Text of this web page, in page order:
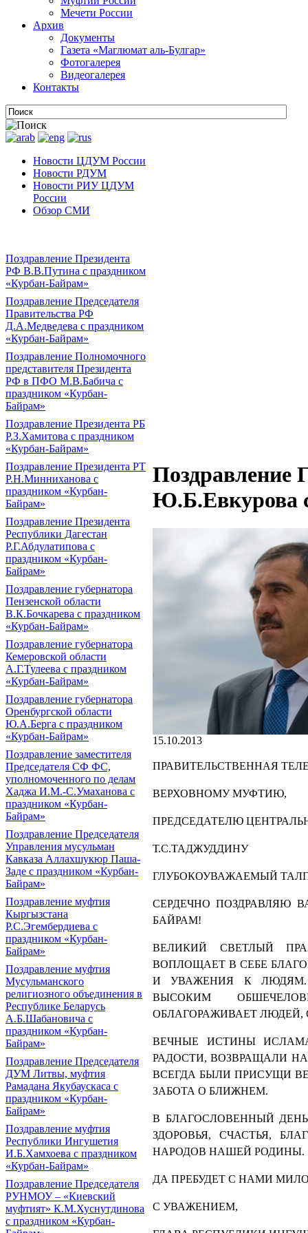
Мечети России
Архив
Документы
Газета «Маглюмат аль-Булгар»
Фотогалерея
Видеогалерея
Контакты
Новости ЦДУМ России
Новости РДУМ
Новости РИУ ЦДУМ
России
Обзор СМИ
Поздравление Президента
РФ В.В.Путина с праздником
«Курбан-Байрам»
Поздравление Председателя
Правительства РФ
Д.А.Медведева с праздником
«Курбан-Байрам»
Поздравление Полномочного
представителя Президента
РФ в ПФО М.В.Бабича с
праздником «Курбан-
Байрам»
Поздравление Президента РБ
Р.З.Хамитова с праздником
«Курбан-Байрам»
Поздравление Президента РТ
Р.Н.Минниханова с
праздником «Курбан-
Байрам»
Поздравление Президента
Республики Дагестан
Р.Г.Абдулатипова с
праздником «Курбан-
Байрам»
Поздравление губернатора
Пензенской области
В.К.Бочкарева с праздником
«Курбан-Байрам»
Поздравление губернатора
Кемеровской области
А.Г.Тулеева с праздником
«Курбан-Байрам»
Поздравление губернатора
Оренбургской области
Ю.А.Берга с праздником
«Курбан-Байрам»
Поздравление заместителя
Председателя СФ ФС,
уполномоченного по делам
Хаджа И.М.-С.Умаханова с
праздником «Курбан-
Байрам»
Поздравление Председателя
Управления мусульман
Кавказа Аллахшукюр Паша-
Заде с праздником «Курбан-
Байрам»
Поздравление муфтия
Кыргызстана
Р.С.Эгембердиева с
праздником «Курбан-
Байрам»
Поздравление муфтия
Мусульманского
религиозного объединения в
Республике Беларусь
А.Б.Шабановича с
праздником «Курбан-
Байрам»
Поздравление Председателя
ДУМ Литвы, муфтия
Рамадана Якубаускаса с
праздником «Курбан-
Байрам»
Поздравление муфтия
Республики Ингушетия
И.Б.Хамхоева с праздником
«Курбан-Байрам»
Поздравление Председателя
РУНМОУ – «Киевский
муфтият» К.М.Хуснутдинова
с праздником «Курбан-
Поздравление
Ю.Б.Евкурова
15.10.2013
ПРАВИТЕЛЬСТВЕННАЯ
ВЕРХОВНОМУ МУФТИЮ,
ПРЕДСЕДАТЕЛЮ
Т.С.ТАДЖУДДИНУ
ГЛУБОКОУВАЖАЕМЫЙ
СЕРДЕЧНО ПОЗДРАВЛЯЮ
БАЙРАМ!
ВЕЛИКИЙ СВЕТЛЫЙ
ВОПЛОЩАЕТ В СЕБЕ
И УВАЖЕНИЯ К ЛЮДЯМ.
ВЫСОКИМ
ОБЛАГОРАЖИВАЕТ ЛЮДЕЙ,
ВЕЧНЫЕ ИСТИНЫ
РАДОСТИ, ВОЗВРАЩАЛИ
ВСЕГДА БЫЛИ ПРИСУЩИ
ЗАБОТА О БЛИЖНЕМ.
В БЛАГОСЛОВЕННЫЙ
ЗДОРОВЬЯ, СЧАСТЬЯ,
НАРОДОВ НАШЕЙ РОДИНЫ.
ДА ПРЕБУДЕТ С НАМИ
С УВАЖЕНИЕМ,